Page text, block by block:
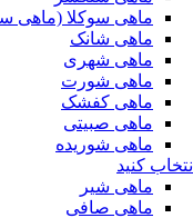
ماهی سوکلا (ماهی
ماهی شانک
ماهی شهری
ماهی شورت
ماهی کفشک
ماهی صبیتی
ماهی شوریده
انتخاب کنید
ماهی شیر
ماهی صافی